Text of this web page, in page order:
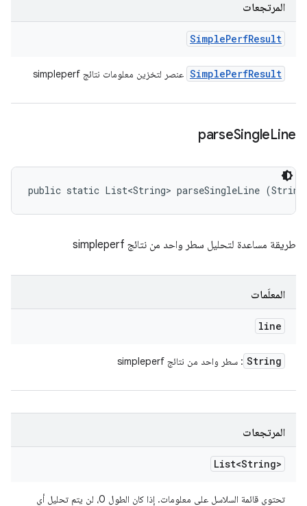
المرتجعات
SimplePerfResult
SimplePerfResult عنصر لتخزين معلومات نتائج simpleperf
parseSingleLine
public static List<String> parseSingleLine
طريقة مساعدة لتحليل سطر واحد من نتائج simpleperf
المعلَمات
line
String : سطر واحد من نتائج simpleperf
المرتجعات
List<String>
تحتوي قائمة السلاسل على معلومات. إذا كان الطول 0، لن يتم تحليل أي